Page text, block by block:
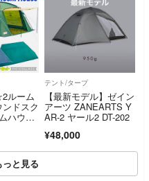
ルーム
ドスク
ハウス
テント/タープ
【最新モデル】ゼイン
アーツ ZANEARTS Y
AR-2 ヤール2 DT-202
¥48,000
と見る